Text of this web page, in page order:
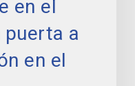
en el
a
en el